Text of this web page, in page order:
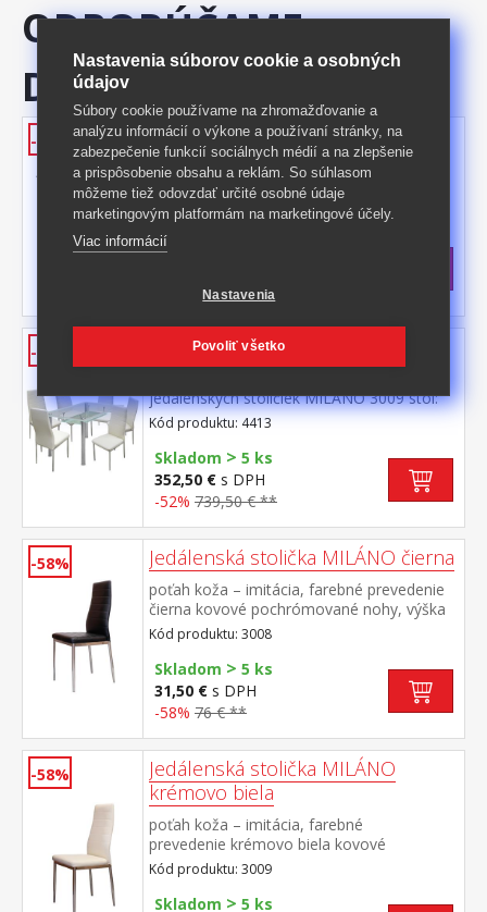
ODPORÚČAME
DOKÚPIŤ
-37% Jedálenský stôl GRANADA
prevedenie v kombinácii kov / číre tvrdené
sklo kovové pochrómované nohy
Kód produktu: 3015
Skladom
165 € **
-52% Jedálenský set VENEZIA 4413
jedálenských stoličiek MILÁNO 3009 stôl:
kombinácia kov / tvrdené sklo,
pochrómované nohy stolička: poťah koža –
imitácia, farebné prevedenie krémovo
biela kovové pochrómované nohy, výška
sedu 46 cm rozmer stola (š/h/v) 150 × 90 ×
76 cm rozmer stoličky (š/h/v) 41 × 40 × 98
cm
Kód produktu: 4413
Skladom > 5 ks
352,50 € s DPH
-52% 739,50 € **
-58% Jedálenská stolička MILÁNO čierna
poťah koža – imitácia, farebné prevedenie
čierna kovové pochrómované nohy, výška
sedu 46 cm
Kód produktu: 3008
Skladom > 5 ks
31,50 € s DPH
-58% 76 € **
-58%
Jedálenská stolička MILÁNO
krémovo biela
poťah koža – imitácia, farebné
prevedenie krémovo biela kovové
pochrómované nohy, výška sedu 46 cm
Kód produktu: 3009
Skladom > 5 ks
Nastavenia súborov cookie a osobných
údajov
Súbory cookie používame na zhromažďovanie a
analýzu informácií o výkone a používaní stránky, na
zabezpečenie funkcií sociálnych médií a na zlepšenie
a prispôsobenie obsahu a reklám. So súhlasom
môžeme tiež odovzdať určité osobné údaje
marketingovým platformám na marketingové účely.
Viac informácií
Nastavenia
Povoliť všetko